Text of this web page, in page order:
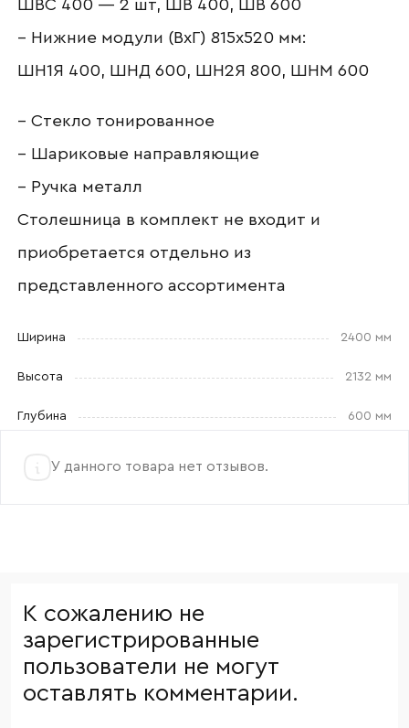
ШВС 400 — 2 шт, ШВ 400, ШВ 600
– Нижние модули (ВхГ) 815х520 мм:
ШН1Я 400, ШНД 600, ШН2Я 800, ШНМ 600
– Стекло тонированное
– Шариковые направляющие
– Ручка металл
Столешница в комплект не входит и
приобретается отдельно из
представленного ассортимента
Ширина 2400 мм
Высота 2132 мм
Глубина 600 мм
У данного товара нет отзывов.
К сожалению не
зарегистрированные
пользователи не могут
оставлять комментарии.
Отправить
и обработкой данных.